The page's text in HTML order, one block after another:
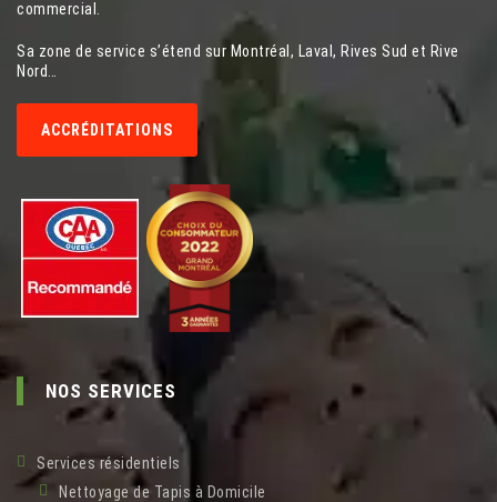
commercial.
Sa zone de service s’étend sur Montréal, Laval, Rives Sud et Rive
Nord…
ACCRÉDITATIONS
NOS SERVICES
Services résidentiels
Nettoyage de Tapis à Domicile